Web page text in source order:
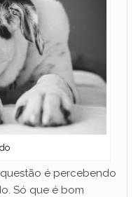
é percebendo
Só que é bom